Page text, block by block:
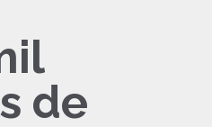
de